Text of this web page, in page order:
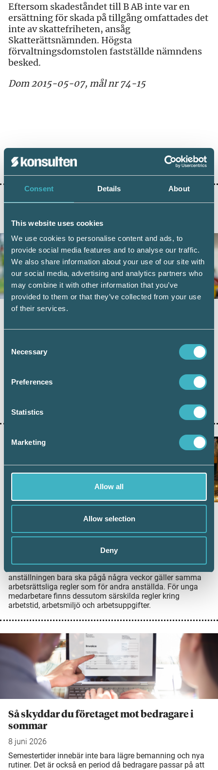
Consent Details About
This website uses cookies
We use cookies to personalise content and ads, to
provide social media features and to analyse our traffic.
We also share information about your use of our site with
our social media, advertising and analytics partners who
may combine it with other information that you’ve
provided to them or that they’ve collected from your use
of their services.
Selection
Necessary
Preferences
Statistics
Marketing
Allow all
Allow selection
Deny
Eftersom skadeståndet till B AB inte var en
ersättning för skada på tillgång omfattades det
inte av skattefriheten, ansåg
Skatterättsnämnden. Högsta
förvaltningsdomstolen fastställde nämndens
besked.
Dom 2015-05-07, mål nr 74-15
Dela:
AKTUELLA ARTIKLAR
Vad kan friskvårdsbidraget användas till?
8 juni 2026
friskvårdsbidrag, men det finns några saker att tänka på
för att bidraget ska vara skattefritt. Nyligen avgjorde
anställd kunde köpa en konsertbiljett för sitt
friskvårdsbidrag och om det kunde ses som en skattefri
sitt friskvårdsbidrag till? I den här artikeln får du veta mer.
Anställa sommarvikarier? Det här behöver
du ha koll på
anställningen bara ska pågå några veckor gäller samma
arbetsrättsliga regler som för andra anställda. För unga
medarbetare finns dessutom särskilda regler kring
arbetstid, arbetsmiljö och arbetsuppgifter.
Så skyddar du företaget mot bedragare i
sommar
8 juni 2026
Semestertider innebär inte bara lägre bemanning och nya
rutiner. Det är också en period då bedragare passar på att